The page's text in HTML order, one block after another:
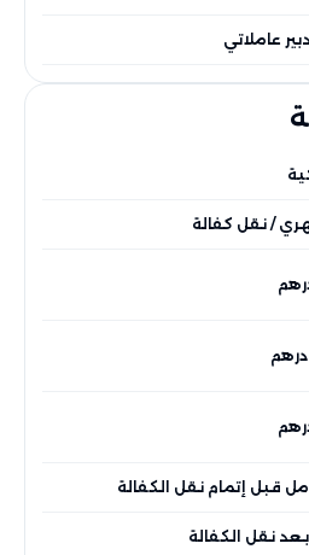
عاملاتي
/ نقل كفالة
قبل إتمام نقل الكفالة
نقل الكفالة